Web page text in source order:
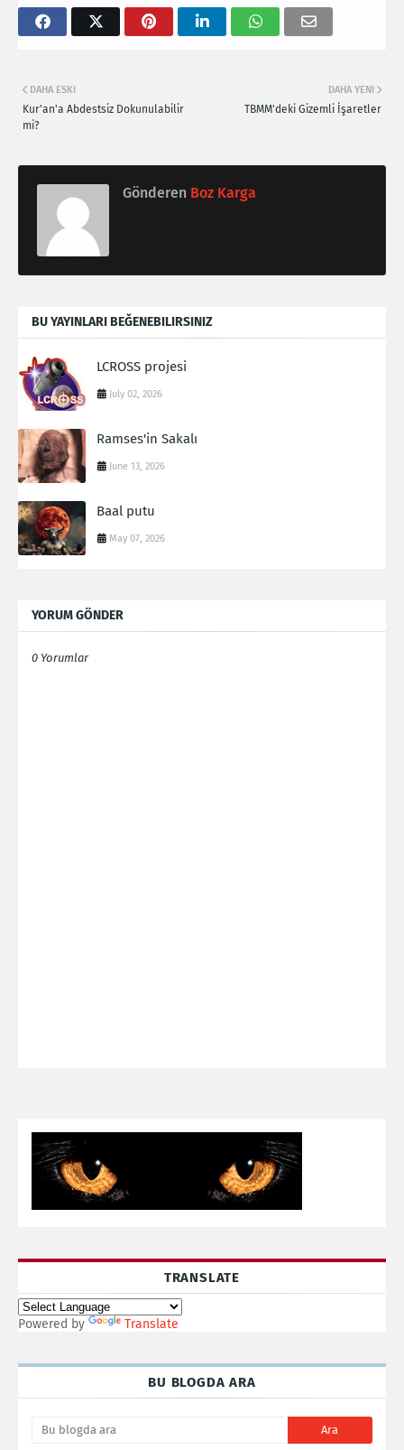
DAHA YENI
TBMM'deki Gizemli İşaretler
DAHA ESKI
Kur'an'a Abdestsiz Dokunulabilir
mi?
Gönderen Boz Karga
BU YAYINLARI BEĞENEBILIRSINIZ
LCROSS projesi
July 02, 2026
Ramses'in Sakalı
June 13, 2026
Baal putu
May 07, 2026
YORUM GÖNDER
0 Yorumlar
TRANSLATE
Powered by Translate
BU BLOGDA ARA